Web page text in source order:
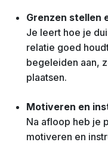
Grenzen stellen
Je leert hoe je
relatie goed
begeleiden aan,
plaatsen.
Motiveren en
Na afloop heb je
motiveren en